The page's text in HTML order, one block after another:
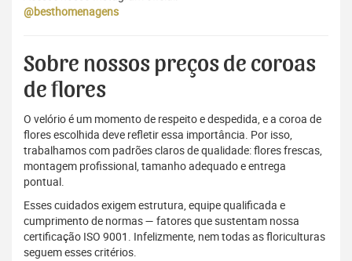
@besthomenagens
Sobre nossos preços de coroas
de flores
O velório é um momento de respeito e despedida, e a coroa de
flores escolhida deve refletir essa importância. Por isso,
trabalhamos com padrões claros de qualidade: flores frescas,
montagem profissional, tamanho adequado e entrega
pontual.
Esses cuidados exigem estrutura, equipe qualificada e
cumprimento de normas — fatores que sustentam nossa
certificação ISO 9001. Infelizmente, nem todas as floriculturas
seguem esses critérios.